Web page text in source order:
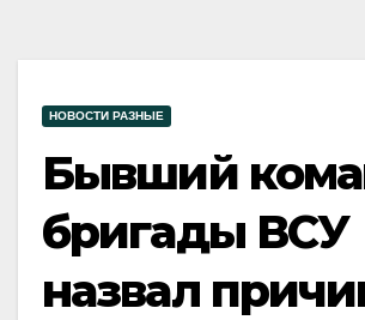
НОВОСТИ РАЗНЫЕ
Бывший
бригады ВСУ
назвал